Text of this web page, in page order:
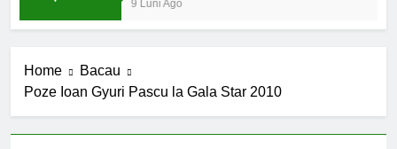
9 Luni Ago
Home
Bacau
Poze Ioan Gyuri Pascu la Gala Star 2010